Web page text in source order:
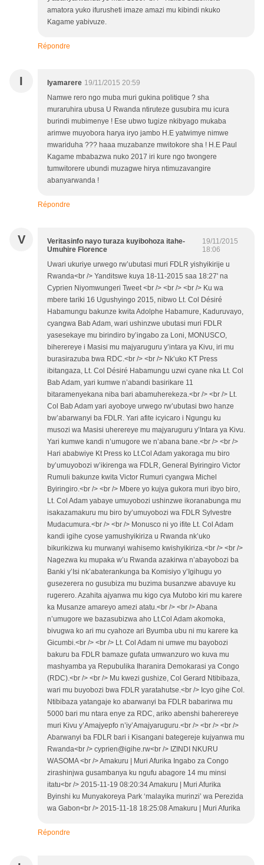
amatora yuko ifurusheti imaze amazi mu kibindi nkuko
Kagame yabivuze.
Répondre
I Iyamarere 19/11/2015 20:59
Namwe rero ngo muba muri gukina politique ? sha
muraruhira ubusa U Rwanda ntiruteze gusubira mu icura
burindi mubimenye ! Ese ubwo tugize nkibyago mukaba
arimwe muyobora harya iryo jambo H.E yatwimye nimwe
mwariduha ??? haaa muzabanze mwitokore sha ! H.E Paul
Kagame mbabazwa nuko 2017 iri kure ngo twongere
tumwitorere ubundi muzagwe hirya ntimuzavangire
abanyarwanda !
Répondre
V
Veritasinfo nayo turaza kuyibohoza itahe-
Umuhire Florence
19/11/2015
18:06
Uwari ukuriye urwego rw’ubutasi muri FDLR yishyikirije u
Rwanda<br /> Yanditswe kuya 18-11-2015 saa 18:27' na
Cyprien Niyomwungeri Tweet <br /> <br /> <br /> Ku wa
mbere tariki 16 Ugushyingo 2015, nibwo Lt. Col Désiré
Habamungu bakunze kwita Adolphe Habamure, Kaduruvayo,
cyangwa Bab Adam, wari ushinzwe ubutasi muri FDLR
yasesekaye mu birindiro by’ingabo za Loni, MONUSCO,
biherereye i Masisi mu majyaruguru y’intara ya Kivu, iri mu
burasirazuba bwa RDC.<br /> <br /> Nk’uko KT Press
ibitangaza, Lt. Col Désiré Habamungu uzwi cyane nka Lt. Col
Bab Adam, yari kumwe n’abandi basirikare 11
bitaramenyekana niba bari abamuherekeza.<br /> <br /> Lt.
Col Bab Adam yari ayoboye urwego rw’ubutasi bwo hanze
bw’abarwanyi ba FDLR. Yari afite icyicaro i Ngungu ku
musozi wa Masisi uherereye mu majyaruguru y’Intara ya Kivu.
Yari kumwe kandi n’umugore we n’abana bane.<br /> <br />
Hari ababwiye Kt Press ko Lt.Col Adam yakoraga mu biro
by’umuyobozi w’ikirenga wa FDLR, General Byiringiro Victor
Rumuli bakunze kwita Victor Rumuri cyangwa Michel
Byiringiro.<br /> <br /> Mbere yo kujya gukora muri ibyo biro,
Lt. Col Adam yabaye umuyobozi ushinzwe ikoranabunga mu
isakazamakuru mu biro by’umuyobozi wa FDLR Sylvestre
Mudacumura.<br /> <br /> Monusco ni yo ifite Lt. Col Adam
kandi igihe cyose yamushyikiriza u Rwanda nk’uko
bikurikizwa ku murwanyi wahisemo kwishyikiriza.<br /> <br />
Nagezwa ku mupaka w’u Rwanda azakirwa n’abayobozi ba
Banki y’Isi nk’abaterankunga ba Komisiyo y’Igihugu yo
gusezerera no gusubiza mu buzima busanzwe abavuye ku
rugerero. Azahita ajyanwa mu kigo cya Mutobo kiri mu karere
ka Musanze amareyo amezi atatu.<br /> <br /> Abana
n’umugore we bazasubizwa aho Lt.Col Adam akomoka,
bivugwa ko ari mu cyahoze ari Byumba ubu ni mu karere ka
Gicumbi.<br /> <br /> Lt. Col Adam ni umwe mu bayobozi
bakuru ba FDLR bamaze gufata umwanzuro wo kuva mu
mashyamba ya Repubulika Iharanira Demokarasi ya Congo
(RDC).<br /> <br /> Mu kwezi gushize, Col Gerard Ntibibaza,
wari mu buyobozi bwa FDLR yaratahutse.<br /> Icyo gihe Col.
Ntibibaza yatangaje ko abarwanyi ba FDLR babarirwa mu
5000 bari mu ntara enye za RDC, ariko abenshi baherereye
muri Kivu y’Amajyepfo n’iy’Amajyaruguru.<br /> <br /> <br />
Abarwanyi ba FDLR bari i Kisangani bategereje kujyanwa mu
Rwanda<br /> cyprien@igihe.rw<br /> IZINDI NKURU
WASOMA <br /> Amakuru | Muri Afurika Ingabo za Congo
zirashinjwa gusambanya ku ngufu abagore 14 mu minsi
itatu<br /> 2015-11-19 08:20:34 Amakuru | Muri Afurika
Byinshi ku Munyakoreya Park ‘malayika murinzi’ wa Perezida
wa Gabon<br /> 2015-11-18 18:25:08 Amakuru | Muri Afurika
Répondre